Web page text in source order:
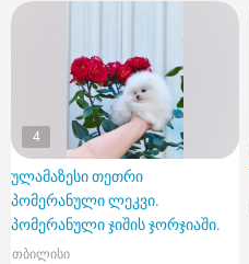
4
ულამაზესი თეთრი
პომერანული ლეკვი.
პომერანული ჯიშის ჯორჯიაში.
თბილისი